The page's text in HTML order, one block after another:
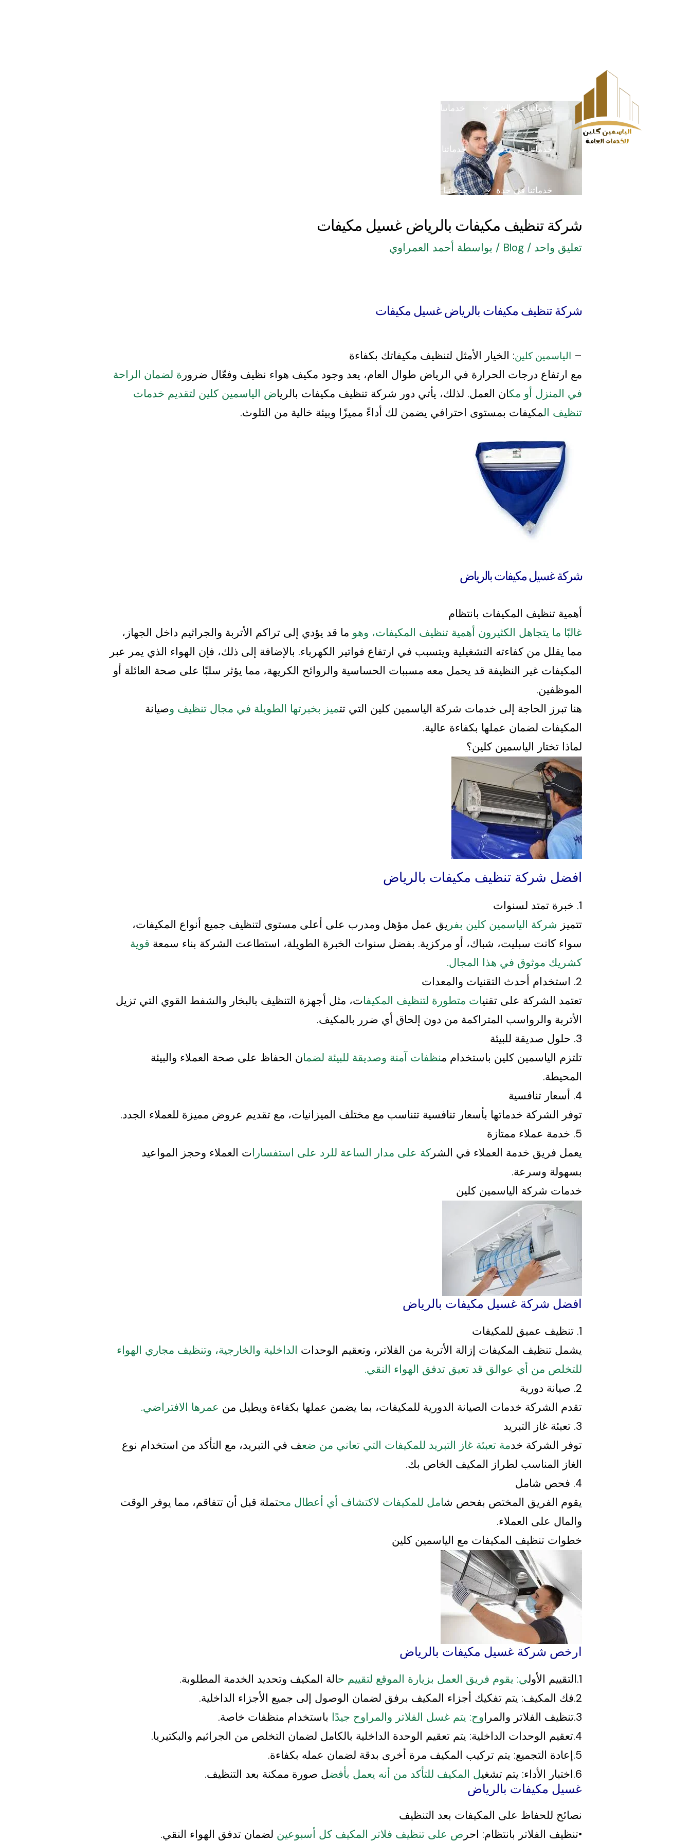
خدماتنا في الخبر خدماتنا في الجبيل
خدماتنا في يدمه خدماتنا في الباحة
خدماتنا في جدة خدماتنا في المدينة المنورة
شركة تنظيف مكيفات بالرياض غسيل مكيفات
تعليق واحد /
Blog / بواسطة أحمد العمراوي
شركة تنظيف مكيفات بالرياض غسيل مكيفات
– الياسمين كلين: الخيار الأمثل لتنظيف مكيفاتك بكفاءة
مع ارتفاع درجات الحرارة في الرياض طوال العام، يعد وجود مكيف هواء نظيف وفعّال ضرور ة لضمان الراحة
في المنزل أو مكان العمل. لذلك، يأتي دور شركة تنظيف مكيفات بالرياض الياسمين كلين لتقديم خدمات
تنظيف المكيفات بمستوى احترافي يضمن لك أداءً مميزًا وبيئة خالية من التلوث.
شركة غسيل مكيفات بالرياض
أهمية تنظيف المكيفات بانتظام
غالبًا ما يتجاهل الكثيرون أهمية تنظيف المكيفات، وهو ما قد يؤدي إلى تراكم الأتربة والجراثيم داخل الجهاز،
مما يقلل من كفاءته التشغيلية ويتسبب في ارتفاع فواتير الكهرباء. بالإضافة إلى ذلك، فإن الهواء الذي يمر عبر
المكيفات غير النظيفة قد يحمل معه مسببات الحساسية والروائح الكريهة، مما يؤثر سلبًا على صحة العائلة أو
الموظفين.
هنا تبرز الحاجة إلى خدمات شركة الياسمين كلين التي تتميز بخبرتها الطويلة في مجال تنظيف وصيانة
المكيفات لضمان عملها بكفاءة عالية.
لماذا تختار الياسمين كلين؟
افضل شركة تنظيف مكيفات بالرياض
1. خبرة تمتد لسنوات
تتميز شركة الياسمين كلين بفر يق عمل مؤهل ومدرب على أعلى مستوى لتنظيف جميع أنواع المكيفات،
سواء كانت سبليت، شباك، أو مركزية. بفضل سنوات الخبرة الطويلة، استطاعت الشركة بناء سمعة قوية
كشريك موثوق في هذا المجال.
2. استخدام أحدث التقنيات والمعدات
تعتمد الشركة على تقنيات متطورة لتنظيف المكيفات، مثل أجهزة التنظيف بالبخار والشفط القوي التي تزيل
الأتربة والرواسب المتراكمة من دون إلحاق أي ضرر بالمكيف.
3. حلول صديقة للبيئة
تلتزم الياسمين كلين باستخدام منظفات آمنة وصديقة للبيئة لضمان الحفاظ على صحة العملاء والبيئة
المحيطة.
4. أسعار تنافسية
توفر الشركة خدماتها بأسعار تنافسية تتناسب مع مختلف الميزانيات، مع تقديم عروض مميزة للعملاء الجدد.
5. خدمة عملاء ممتازة
يعمل فريق خدمة العملاء في الشركة على مدار الساعة للرد على استفسارات العملاء وحجز المواعيد
بسهولة وسرعة.
خدمات شركة الياسمين كلين
افضل شركة غسيل مكيفات بالرياض
1. تنظيف عميق للمكيفات
يشمل تنظيف المكيفات إزالة الأتربة من الفلاتر، وتعقيم الوحدات الداخلية والخارجية، وتنظيف مجاري الهواء
للتخلص من أي عوالق قد تعيق تدفق الهواء النقي.
2. صيانة دورية
تقدم الشركة خدمات الصيانة الدورية للمكيفات، بما يضمن عملها بكفاءة ويطيل من عمرها الافتراضي.
3. تعبئة غاز التبريد
توفر الشركة خدمة تعبئة غاز التبريد للمكيفات التي تعاني من ضعف في التبريد، مع التأكد من استخدام نوع
الغاز المناسب لطراز المكيف الخاص بك.
4. فحص شامل
يقوم الفريق المختص بفحص شامل للمكيفات لاكتشاف أي أعطال محتملة قبل أن تتفاقم، مما يوفر الوقت
والمال على العملاء.
خطوات تنظيف المكيفات مع الياسمين كلين
ارخص شركة غسيل مكيفات بالرياض
1.التقييم الأول ي: يقوم فريق العمل بزيارة الموقع لتقييم حالة المكيف وتحديد الخدمة المطلوبة.
2.فك المكيف: يتم تفكيك أجزاء المكيف برفق لضمان الوصول إلى جميع الأجزاء الداخلية.
3.تنظيف الفلاتر والمرا
وح: يتم غسل الفلاتر والمراوح جيدًا باستخدام منظفات خاصة.
4.تعقيم الوحدات الداخلية: يتم تعقيم الوحدة الداخلية بالكامل لضمان التخلص من الجراثيم والبكتيريا.
5.إعادة التجميع: يتم تركيب المكيف مرة أخرى بدقة لضمان عمله بكفاءة.
6.اختبار الأداء: يتم تشغي
ل المكيف للتأكد من أنه يعمل بأفضل صورة ممكنة بعد التنظيف.
غسيل مكيفات بالرياض
نصائح للحفاظ على المكيفات بعد التنظيف
•تنظيف الفلاتر بانتظام: احر ص على تنظيف فلاتر المكيف كل أسبوعين لضمان تدفق الهواء النقي.